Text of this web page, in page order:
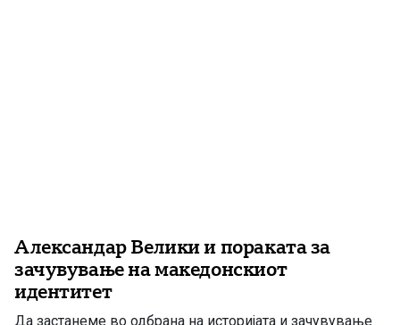
Александар Велики и пораката за
зачувување на македонскиот
идентитет
Да застанеме во одбрана на историјата и зачувување